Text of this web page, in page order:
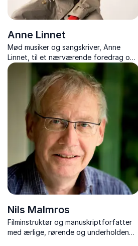
Anne Linnet
Mød musiker og sangskriver, Anne
Linnet, til et nærværende foredrag om
livet, musikken og de sange, der har
rørt og rykket generationer.
Nils Malmros
Filminstruktør og manuskriptforfatter
med ærlige, rørende og underholdende